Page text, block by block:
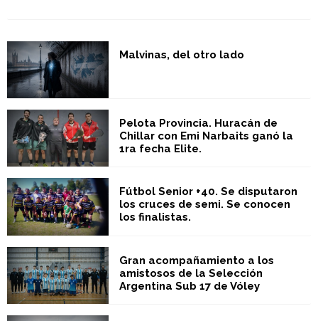
Malvinas, del otro lado
Pelota Provincia. Huracán de
Chillar con Emi Narbaits ganó la
1ra fecha Elite.
Fútbol Senior +40. Se disputaron
los cruces de semi. Se conocen
los finalistas.
Gran acompañamiento a los
amistosos de la Selección
Argentina Sub 17 de Vóley